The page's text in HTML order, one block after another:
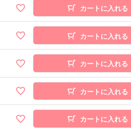
カートに入れる
カートに入れる
カートに入れる
カートに入れる
カートに入れる